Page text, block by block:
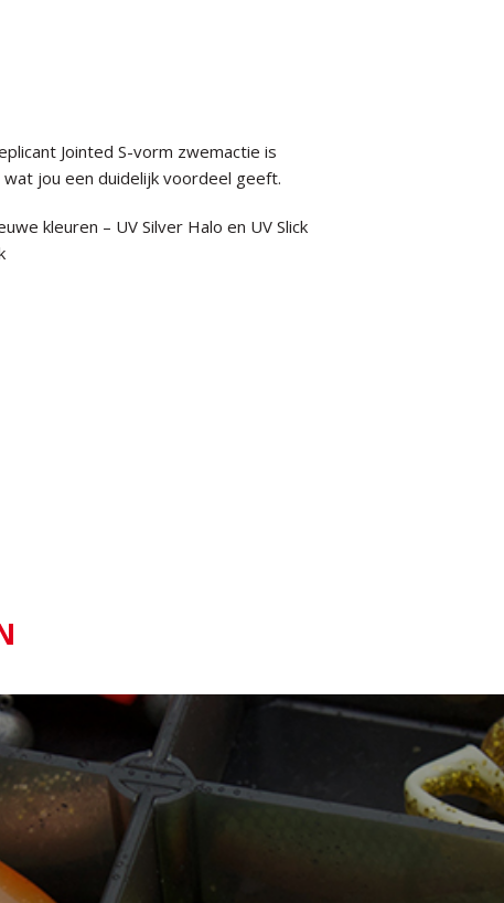
Jointed S-vorm zwemactie is
jou een duidelijk voordeel geeft.
kleuren – UV Silver Halo en UV Slick